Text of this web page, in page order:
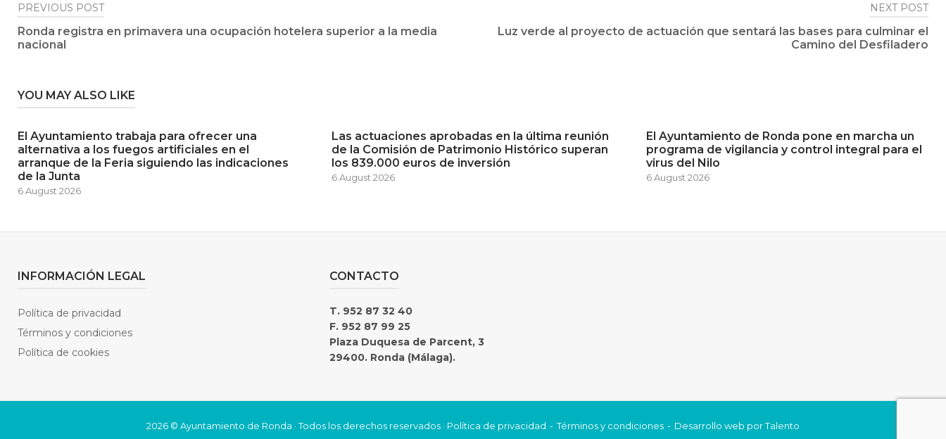
Post
navigation
PREVIOUS POST
Ronda registra en primavera una ocupación hotelera superior a la media
nacional
NEXT POST
Luz verde al proyecto de actuación que sentará las bases para culminar el
Camino del Desfiladero
YOU MAY ALSO LIKE
El Ayuntamiento trabaja para ofrecer una
alternativa a los fuegos artificiales en el
arranque de la Feria siguiendo las indicaciones
de la Junta
6 August 2026
Las actuaciones aprobadas en la última reunión
de la Comisión de Patrimonio Histórico superan
los 839.000 euros de inversión
6 August 2026
El Ayuntamiento de Ronda pone en marcha un
programa de vigilancia y control integral para el
virus del Nilo
6 August 2026
INFORMACIÓN LEGAL
Política de privacidad
Términos y condiciones
Política de cookies
CONTACTO
T. 952 87 32 40
F. 952 87 99 25
Plaza Duquesa de Parcent, 3
29400. Ronda (Málaga).
2026 © Ayuntamiento de Ronda · Todos los derechos reservados · Política de privacidad Términos y condiciones Desarrollo web porTalento